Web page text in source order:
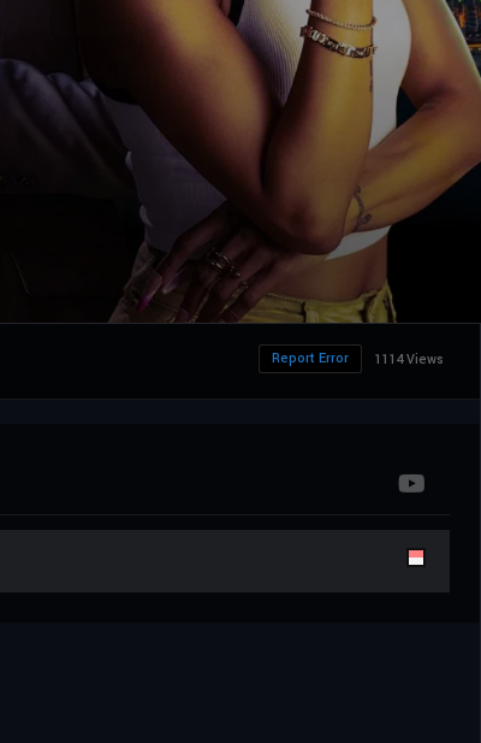
1114 Views
Report Error